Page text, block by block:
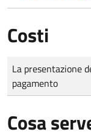
Costi
Tipo di pagamento
Importo
La presentazione
pagamento
Cosa